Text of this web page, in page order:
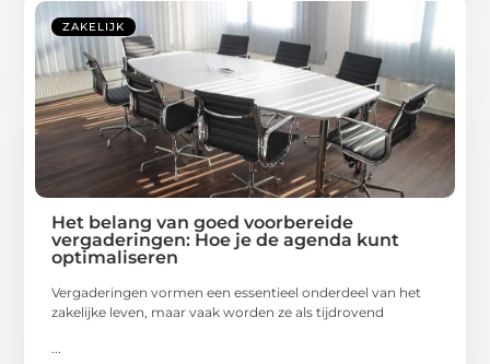
ZAKELIJK
Het belang van goed voorbereide
vergaderingen: Hoe je de agenda kunt
optimaliseren
Vergaderingen vormen een essentieel onderdeel van het
zakelijke leven, maar vaak worden ze als tijdrovend